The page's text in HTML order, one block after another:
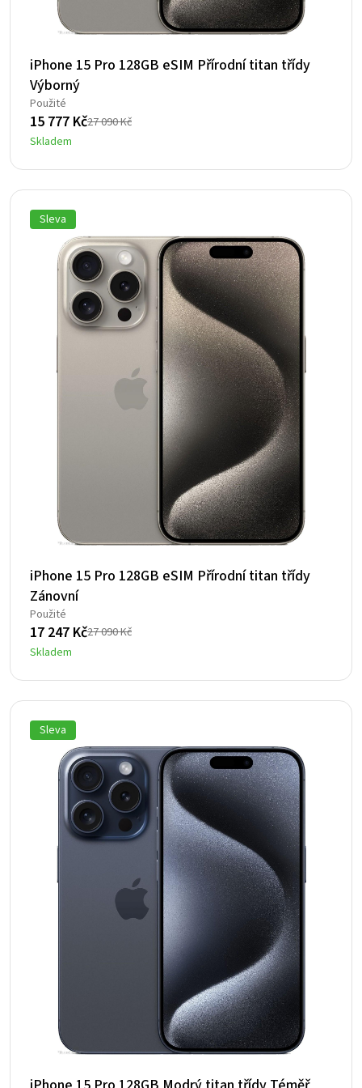
iPhone 15 Pro 128GB eSIM Přírodní titan třídy
Výborný
Použité
27 090Kč
Původní
cena
byla:
27
090 Kč.
15 777 Kč
Aktuální
cena
je:
15
777 Kč.
Skladem
Sleva
iPhone 15 Pro 128GB eSIM Přírodní titan třídy
Zánovní
Použité
27 090Kč
Původní
cena
byla:
27
090 Kč.
17 247 Kč
Aktuální
cena
je:
17
247 Kč.
Skladem
Sleva